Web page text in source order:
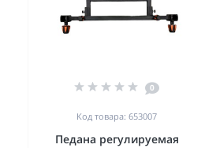
0
Код товара: 653007
Педана регулируемая